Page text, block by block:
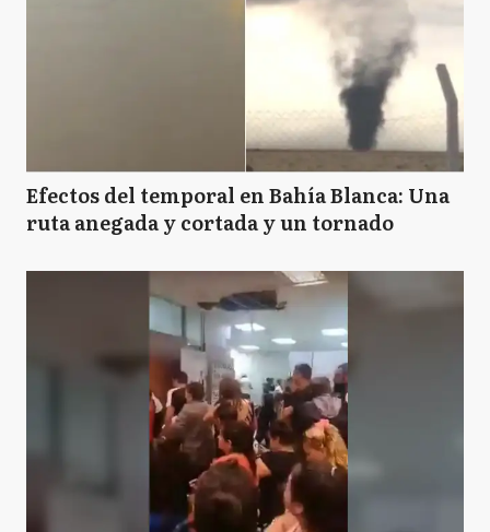
Efectos del temporal en Bahía Blanca: Una
ruta anegada y cortada y un tornado